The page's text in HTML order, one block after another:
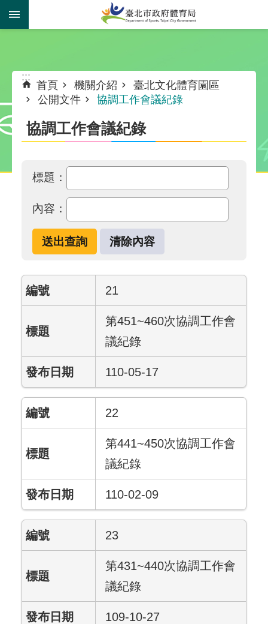
跳到主要內容區塊
:::
首頁 機關介紹
臺北文化體育園區
公開文件
協調工作會議紀錄
協調工作會議紀錄
標題：
內容：
21
第451~460次協調工作會
議紀錄
110-05-17
22
第441~450次協調工作會
議紀錄
110-02-09
23
第431~440次協調工作會
議紀錄
109-10-27